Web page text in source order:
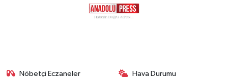
Nöbetçi Eczaneler Hava Durumu